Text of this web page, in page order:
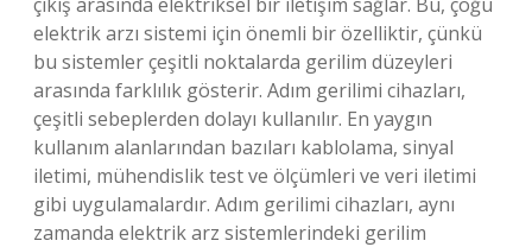
elektrik arzı sistemi için önemli bir özelliktir, çünkü
bu sistemler çeşitli noktalarda gerilim düzeyleri
arasında farklılık gösterir. Adım gerilimi cihazları,
çeşitli sebeplerden dolayı kullanılır. En yaygın
kullanım alanlarından bazıları kablolama, sinyal
iletimi, mühendislik test ve ölçümleri ve veri iletimi
gibi uygulamalardır. Adım gerilimi cihazları, aynı
zamanda elektrik arz sistemlerindeki gerilim